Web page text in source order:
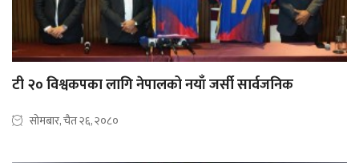
टी २० विश्वकपका लागि नेपालको नयाँ जर्सी सार्वजनिक
सोमबार, चैत २६, २०८०